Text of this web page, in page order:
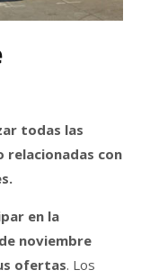
todas las
relacionadas con
en la
noviembre
ofertas. Los